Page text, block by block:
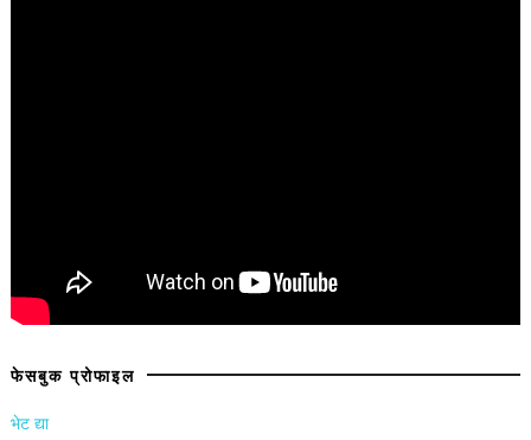
फेसबुक प्रोफाइल
भेट द्या